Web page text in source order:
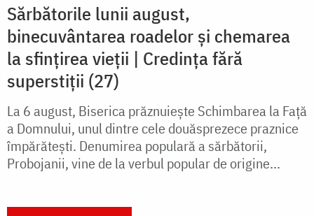
Sărbătorile lunii august,
binecuvântarea roadelor și chemarea
la sfințirea vieții | Credința fără
superstiții (27)
La 6 august, Biserica prăznuiește Schimbarea la Față
a Domnului, unul dintre cele douăsprezece praznice
împărătești. Denumirea populară a sărbătorii,
Probojanii, vine de la verbul popular de origine...